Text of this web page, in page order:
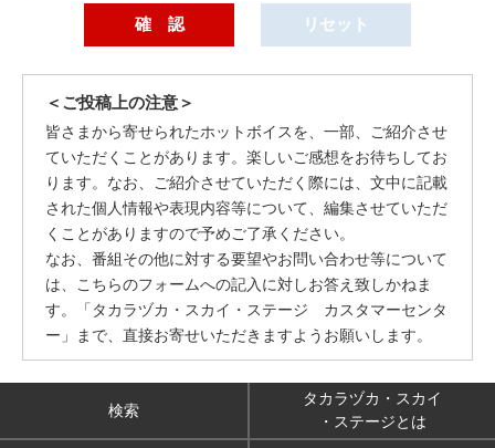
＜ご投稿上の注意＞
皆さまから寄せられたホットボイスを、一部、ご紹介させ
ていただくことがあります。楽しいご感想をお待ちしてお
ります。なお、ご紹介させていただく際には、文中に記載
された個人情報や表現内容等について、編集させていただ
くことがありますので予めご了承ください。
なお、番組その他に対する要望やお問い合わせ等について
は、こちらのフォームへの記入に対しお答え致しかねま
す。「タカラヅカ・スカイ・ステージ カスタマーセンタ
ー」まで、直接お寄せいただきますようお願いします。
検索
タカラヅカ・スカイ
・ステージとは